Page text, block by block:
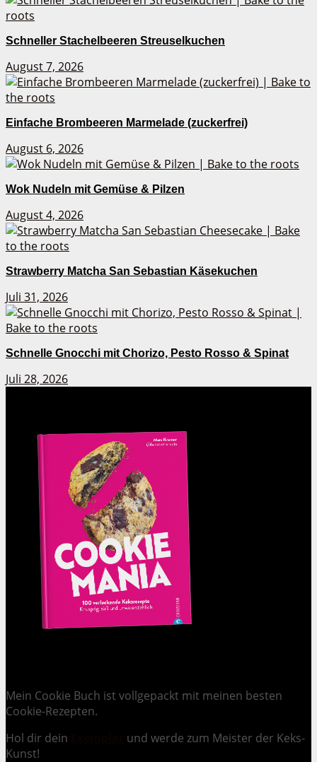
Schneller Stachelbeeren Streuselkuchen
August 7, 2026
Einfache Brombeeren Marmelade (zuckerfrei)
August 6, 2026
Wok Nudeln mit Gemüse & Pilzen
August 4, 2026
Strawberry Matcha San Sebastian Käsekuchen
Juli 31, 2026
Schnelle Gnocchi mit Chorizo, Pesto Rosso & Spinat
Juli 28, 2026
Mein Cookie Buch ist vollgepackt mit meinen besten
Cookie-Rezepten.
Hol dir dein
und werde zum Meister der Keks-
Kunst!